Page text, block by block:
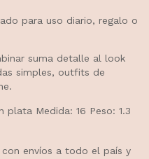
para uso diario, regalo o
suma detalle al look
simples, outfits de
Medida: 16 Peso: 1.3
envíos a todo el país y